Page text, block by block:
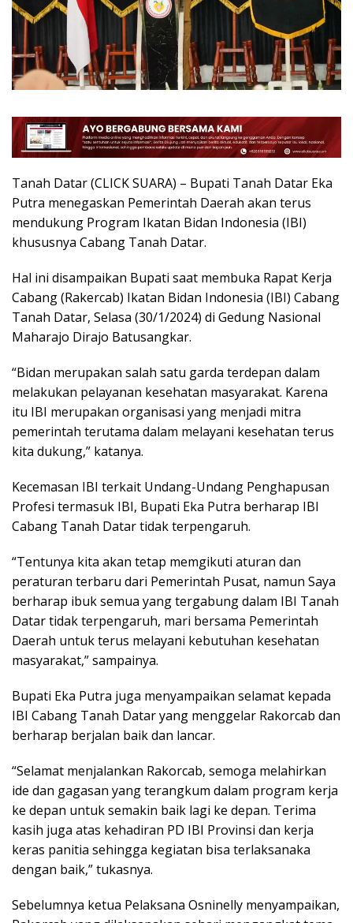
Tanah Datar (CLICK SUARA) – Bupati Tanah Datar Eka
Putra menegaskan Pemerintah Daerah akan terus
mendukung Program Ikatan Bidan Indonesia (IBI)
khususnya Cabang Tanah Datar.
Hal ini disampaikan Bupati saat membuka Rapat Kerja
Cabang (Rakercab) Ikatan Bidan Indonesia (IBI) Cabang
Tanah Datar, Selasa (30/1/2024) di Gedung Nasional
Maharajo Dirajo Batusangkar.
“Bidan merupakan salah satu garda terdepan dalam
melakukan pelayanan kesehatan masyarakat. Karena
itu IBI merupakan organisasi yang menjadi mitra
pemerintah terutama dalam melayani kesehatan terus
kita dukung,” katanya.
Kecemasan IBI terkait Undang-Undang Penghapusan
Profesi termasuk IBI, Bupati Eka Putra berharap IBI
Cabang Tanah Datar tidak terpengaruh.
“Tentunya kita akan tetap memgikuti aturan dan
peraturan terbaru dari Pemerintah Pusat, namun Saya
berharap ibuk semua yang tergabung dalam IBI Tanah
Datar tidak terpengaruh, mari bersama Pemerintah
Daerah untuk terus melayani kebutuhan kesehatan
masyarakat,” sampainya.
Bupati Eka Putra juga menyampaikan selamat kepada
IBI Cabang Tanah Datar yang menggelar Rakorcab dan
berharap berjalan baik dan lancar.
“Selamat menjalankan Rakorcab, semoga melahirkan
ide dan gagasan yang terangkum dalam program kerja
ke depan untuk semakin baik lagi ke depan. Terima
kasih juga atas kehadiran PD IBI Provinsi dan kerja
keras panitia sehingga kegiatan bisa terlaksanaka
dengan baik,” tukasnya.
Sebelumnya ketua Pelaksana Osninelly menyampaikan,